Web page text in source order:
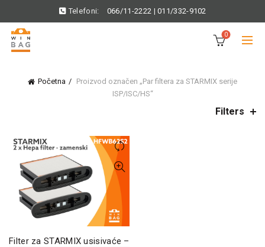
Telefoni: 066/11-2222 |011/332-9102
0
Početna
Proizvod označen „Par filtera za STARMIX serije
ISP/ISC/HS“
Filters
Filter za STARMIX usisivaće –